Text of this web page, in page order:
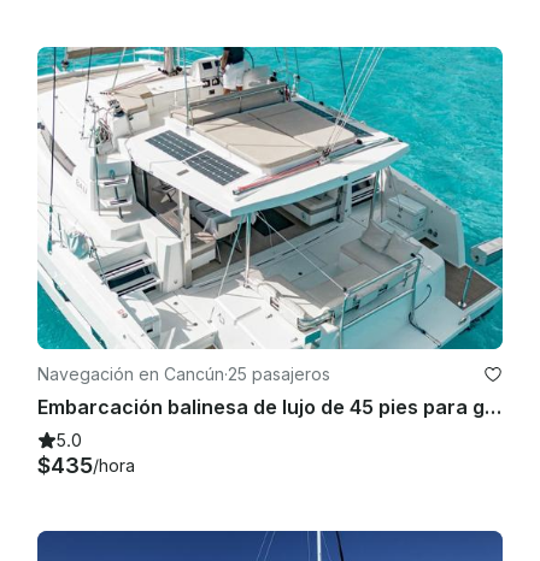
Navegación en Cancún·25 pasajeros
Embarcación balinesa de lujo de 45 pies para grupos VIP | Chef Open Bar Grill Langoster Steak
5.0
$435/hora